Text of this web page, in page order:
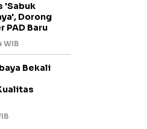
'Sabuk
Dorong
PAD Baru
WIB
Bekali